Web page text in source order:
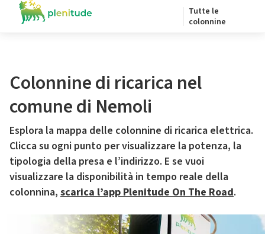
Tutte le
colonnine
Colonnine di ricarica nel
comune di Nemoli
Esplora la mappa delle colonnine di ricarica elettrica.
Clicca su ogni punto per visualizzare la potenza, la
tipologia della presa e l’indirizzo. E se vuoi
visualizzare la disponibilità in tempo reale della
colonnina, scarica l’app Plenitude On The Road.